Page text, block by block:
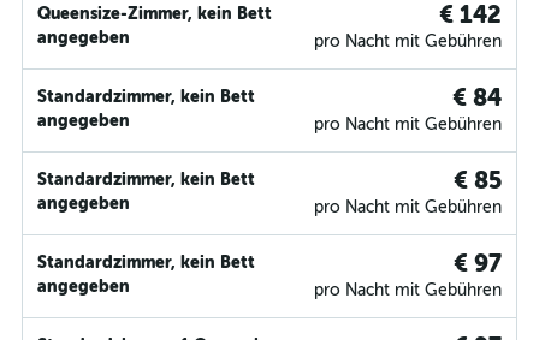
Queensize-Zimmer, kein Bett
angegeben
€ 142
pro Nacht mit Gebühren
Standardzimmer, kein Bett
angegeben
€ 84
pro Nacht mit Gebühren
Standardzimmer, kein Bett
angegeben
€ 85
pro Nacht mit Gebühren
Standardzimmer, kein Bett
angegeben
€ 97
pro Nacht mit Gebühren